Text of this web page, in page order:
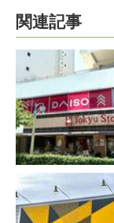
関連記事